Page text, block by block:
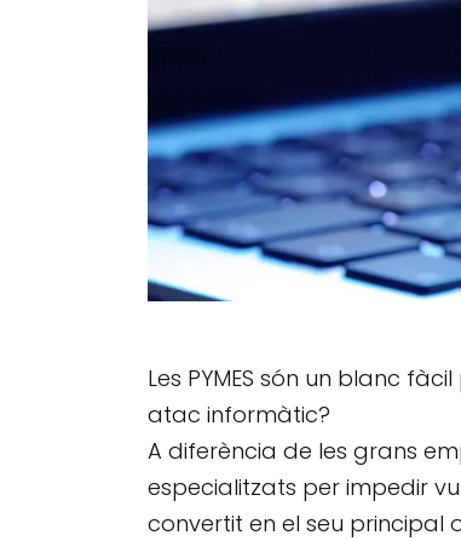
Les PYMES són un blanc fàcil
atac informàtic?
A diferència de les grans
especialitzats per impedir
convertit en el seu principal